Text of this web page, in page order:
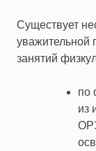
Существует
уважительной
занятий
по
из